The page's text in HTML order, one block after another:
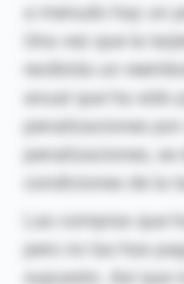
a menudo hay un
Una vez que la
recibirás un
anual que ha sido
penalizaciones
penalizaciones, se
condiciones de la
Las compras que
pero no las has
supuesto. Así que